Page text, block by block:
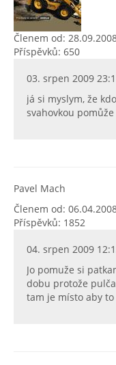
Členem od:
Příspěvků: 650
03. srpen 2009
já si myslym, že
svahovkou
Pavel Mach
Členem od:
Příspěvků: 1852
04. srpen 2009
Jo pomuže si
dobu protože
tam je místo aby